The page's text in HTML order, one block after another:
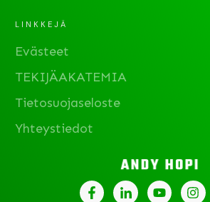
LINKKEJÄ
Evästeet
TEKIJÄAKATEMIA
Tietosuojaseloste
Yhteystiedot